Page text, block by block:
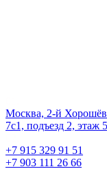
Москва, 2-й
7с1, подъезд 2, этаж
+7 915 329 91 51
+7 903 111 26 66